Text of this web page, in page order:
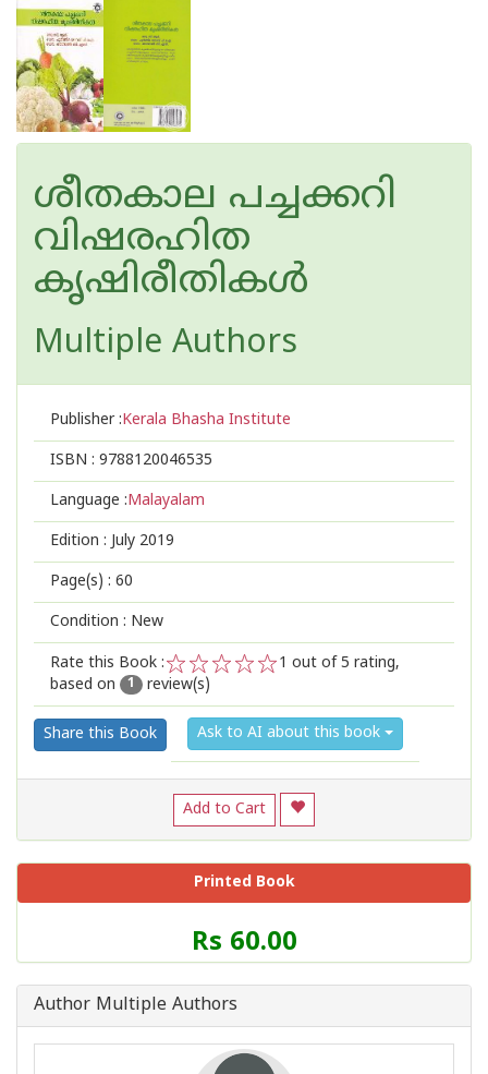
ശീതകാല പച്ചക്കറി
വിഷരഹിത
കൃഷിരീതികള്‍
Multiple Authors
Publisher :Kerala Bhasha Institute
ISBN : 9788120046535
Language :Malayalam
Edition : July 2019
Page(s) : 60
Condition : New
Rate this Book :
2
1
1 out of 5 rating,
based on
1 review(s)
Share this Book Ask to AI about this book
Add to Cart
Printed Book
Price
of
Book
Rs 60.00
Author Multiple Authors